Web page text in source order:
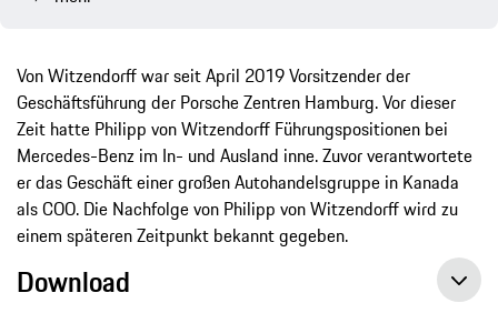
Von Witzendorff war seit April 2019 Vorsitzender der
Geschäftsführung der Porsche Zentren Hamburg. Vor dieser
Zeit hatte Philipp von Witzendorff Führungspositionen bei
Mercedes-Benz im In- und Ausland inne. Zuvor verantwortete
er das Geschäft einer großen Autohandelsgruppe in Kanada
als COO. Die Nachfolge von Philipp von Witzendorff wird zu
einem späteren Zeitpunkt bekannt gegeben.
Download